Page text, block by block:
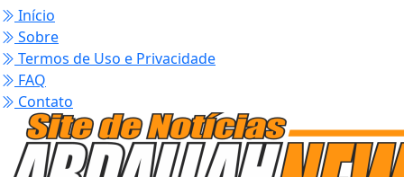
Início
Sobre
Termos de Uso e Privacidade
FAQ
Contato